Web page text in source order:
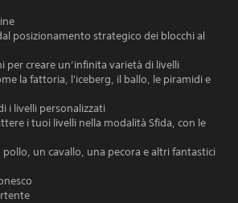
posizionamento strategico dei blocchi al
per creare un’infinita varietà di livelli
la fattoria, l'iceberg, il ballo, le piramidi e
i livelli personalizzati
i tuoi livelli nella modalità Sfida, con le
pollo, un cavallo, una pecora e altri fantastici